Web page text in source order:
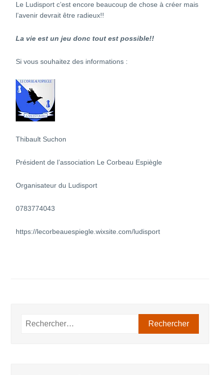
Le Ludisport c’est encore beaucoup de chose à créer mais
l’avenir devrait être radieux!!
La vie est un jeu donc tout est possible!!
Si vous souhaitez des informations :
Thibault Suchon
Président de l’association Le Corbeau Espiègle
Organisateur du Ludisport
0783774043
https://lecorbeauespiegle.wixsite.com/ludisport